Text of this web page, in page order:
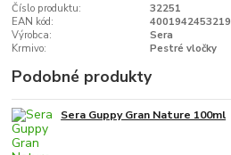
Číslo produktu:
32251
EAN kód:
4001942453219
Výrobca:
Sera
Krmivo:
Pestré vločky
Podobné produkty
Sera Guppy Gran Nature 100ml